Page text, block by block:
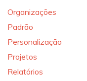
Organizações
Padrão
Personalização
Projetos
Relatórios